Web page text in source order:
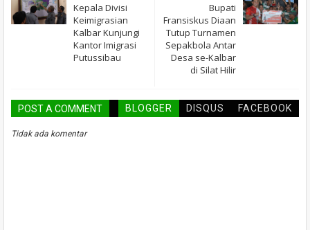
Bupati
Fransiskus Diaan
Tutup Turnamen
Sepakbola Antar
Desa se-Kalbar
di Silat Hilir
Kepala Divisi
Keimigrasian
Kalbar Kunjungi
Kantor Imigrasi
Putussibau
POST A COMMENT BLOGGER DISQUS FACEBOOK
Tidak ada komentar